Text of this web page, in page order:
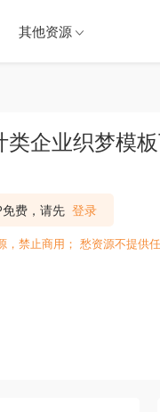
其他资源
企业织梦模
费，请先 登录
禁止商用； 愁资源不提供